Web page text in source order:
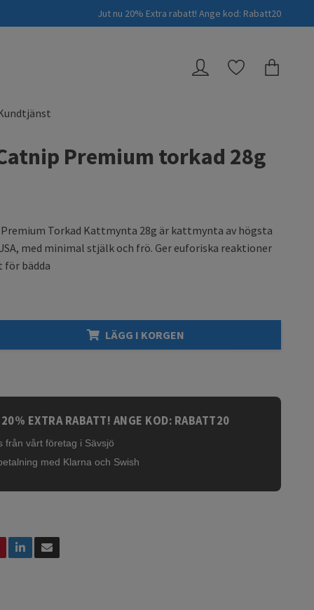
Jut nu 20% Extra rabatt! Ange kod: Rabatt20
Premium torkad 28g
Premium Torkad Kattmynta 28g är kattmynta av högsta
med minimal stjälk och frö. Ger euforiska reaktioner
för bädda
LÄGG I KORGEN
EXTRA RABATT! ANGE KOD: RABATT20
från vårt företag i Sävsjö
med Klarna och Swish